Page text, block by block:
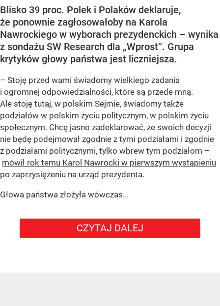
Blisko 39 proc. Polek i Polaków deklaruje,
że ponownie zagłosowałoby na Karola
Nawrockiego w wyborach prezydenckich – wynika
z sondażu SW Research dla „Wprost”. Grupa
krytyków głowy państwa jest liczniejsza.
– Stoję przed wami świadomy wielkiego zadania
i ogromnej odpowiedzialności, które są przede mną.
Ale stoję tutaj, w polskim Sejmie, świadomy także
podziałów w polskim życiu politycznym, w polskim życiu
społecznym. Chcę jasno zadeklarować, że swoich decyzji
nie będę podejmował zgodnie z tymi podziałami i zgodnie
z podziałami politycznymi, tylko wbrew tym podziałom –
mówił rok temu Karol Nawrocki w pierwszym wystąpieniu
po zaprzysiężeniu na urząd prezydenta.
Głowa państwa złożyła wówczas...
CZYTAJ DALEJ